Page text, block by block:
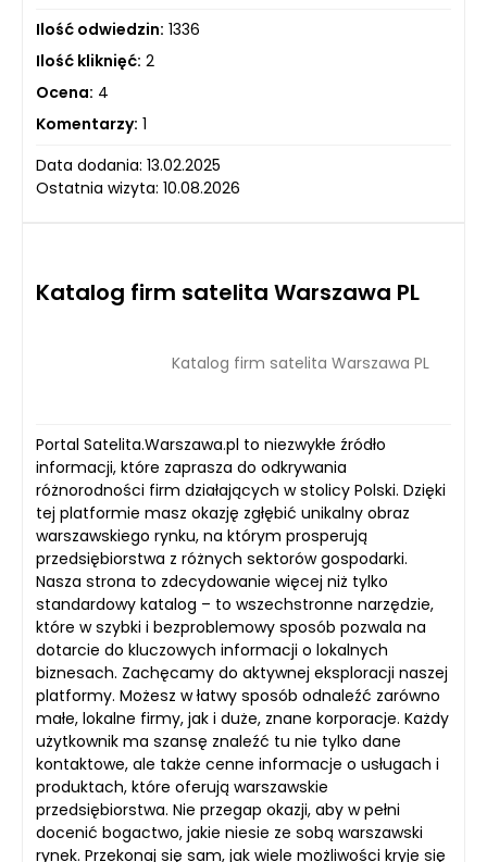
Ilość odwiedzin: 1336
Ilość kliknięć: 2
Ocena: 4
Komentarzy: 1
Data dodania: 13.02.2025
Ostatnia wizyta: 10.08.2026
Katalog firm satelita Warszawa PL
Katalog firm satelita Warszawa PL
Portal Satelita.Warszawa.pl to niezwykłe źródło
informacji, które zaprasza do odkrywania
różnorodności firm działających w stolicy Polski. Dzięki
tej platformie masz okazję zgłębić unikalny obraz
warszawskiego rynku, na którym prosperują
przedsiębiorstwa z różnych sektorów gospodarki.
Nasza strona to zdecydowanie więcej niż tylko
standardowy katalog – to wszechstronne narzędzie,
które w szybki i bezproblemowy sposób pozwala na
dotarcie do kluczowych informacji o lokalnych
biznesach. Zachęcamy do aktywnej eksploracji naszej
platformy. Możesz w łatwy sposób odnaleźć zarówno
małe, lokalne firmy, jak i duże, znane korporacje. Każdy
użytkownik ma szansę znaleźć tu nie tylko dane
kontaktowe, ale także cenne informacje o usługach i
produktach, które oferują warszawskie
przedsiębiorstwa. Nie przegap okazji, aby w pełni
docenić bogactwo, jakie niesie ze sobą warszawski
rynek. Przekonaj się sam, jak wiele możliwości kryje się